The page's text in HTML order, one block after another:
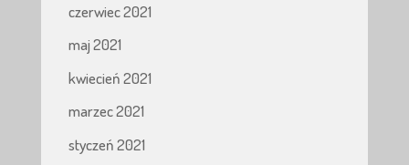
czerwiec 2021
maj 2021
kwiecień 2021
marzec 2021
styczeń 2021